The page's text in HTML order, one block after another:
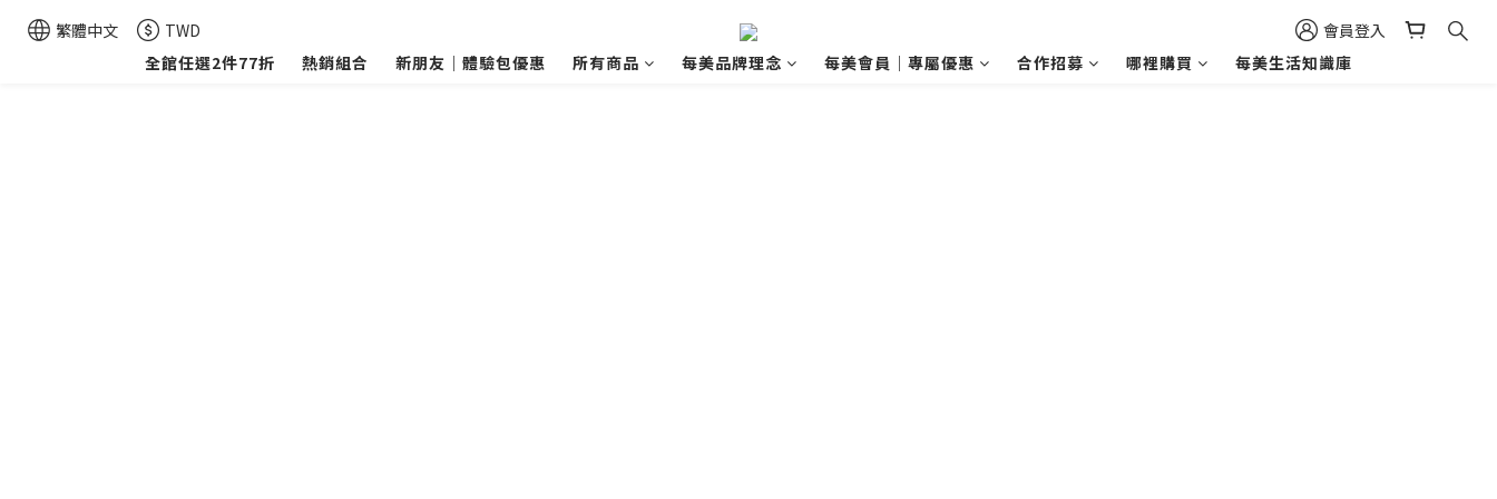
繁體中文 TWD
會員登入
全館任選2件77折
熱銷組合 新朋友｜體驗包優惠 所有商品 每美品牌理念 每美會員｜專屬優惠 合作招募 哪裡購買 每美生活知識庫